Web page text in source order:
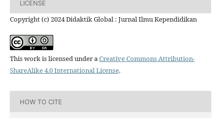
LICENSE
Copyright (c) 2024 Didaktik Global : Jurnal Ilmu Kependidikan
This work is licensed under aCreative Commons Attribution-
ShareAlike 4.0 International License.
HOW TO CITE